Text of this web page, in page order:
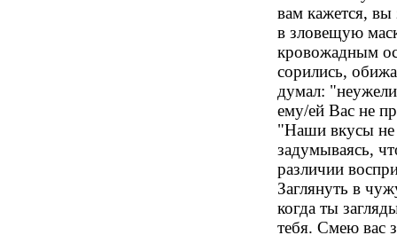
вам кажется, вы
в зловещую
кровожадным
сорились,
думал:
ему/ей Вас не
"Наши вкусы не
задумываясь,
различии
Заглянуть в
когда ты
тебя. Смею вас